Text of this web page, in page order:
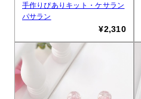
手作りぴありキット・ケサラン
パサラン
¥2,310